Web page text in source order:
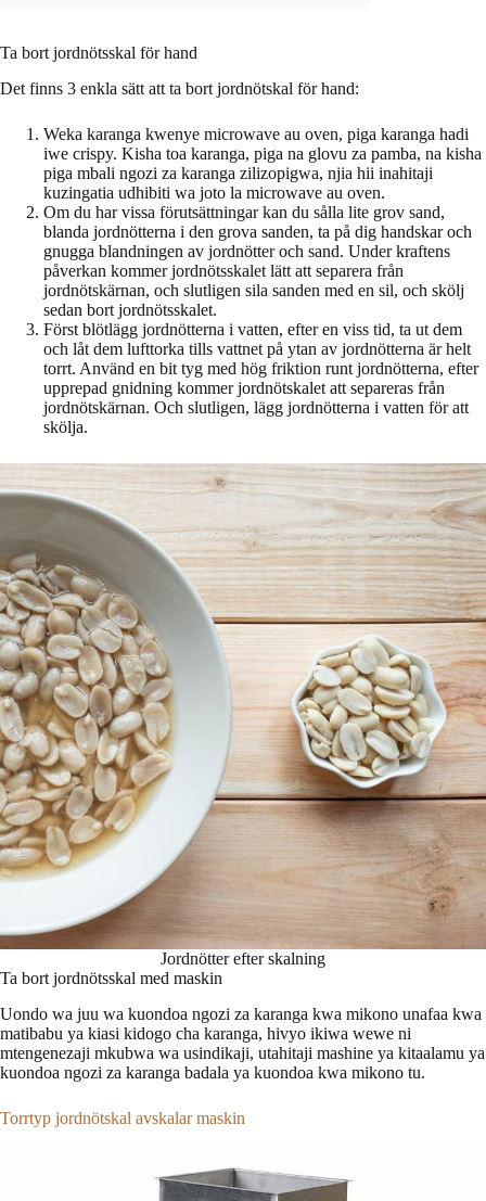
Ta bort jordnötsskal för hand
Det finns 3 enkla sätt att ta bort jordnötskal för hand:
Weka karanga kwenye microwave au oven, piga karanga hadi
iwe crispy. Kisha toa karanga, piga na glovu za pamba, na kisha
piga mbali ngozi za karanga zilizopigwa, njia hii inahitaji
kuzingatia udhibiti wa joto la microwave au oven.
Om du har vissa förutsättningar kan du sålla lite grov sand,
blanda jordnötterna i den grova sanden, ta på dig handskar och
gnugga blandningen av jordnötter och sand. Under kraftens
påverkan kommer jordnötsskalet lätt att separera från
jordnötskärnan, och slutligen sila sanden med en sil, och skölj
sedan bort jordnötsskalet.
Först blötlägg jordnötterna i vatten, efter en viss tid, ta ut dem
och låt dem lufttorka tills vattnet på ytan av jordnötterna är helt
torrt. Använd en bit tyg med hög friktion runt jordnötterna, efter
upprepad gnidning kommer jordnötskalet att separeras från
jordnötskärnan. Och slutligen, lägg jordnötterna i vatten för att
skölja.
Jordnötter efter skalning
Ta bort jordnötsskal med maskin
Uondo wa juu wa kuondoa ngozi za karanga kwa mikono unafaa kwa
matibabu ya kiasi kidogo cha karanga, hivyo ikiwa wewe ni
mtengenezaji mkubwa wa usindikaji, utahitaji mashine ya kitaalamu ya
kuondoa ngozi za karanga badala ya kuondoa kwa mikono tu.
Torrtyp jordnötskal avskalar maskin